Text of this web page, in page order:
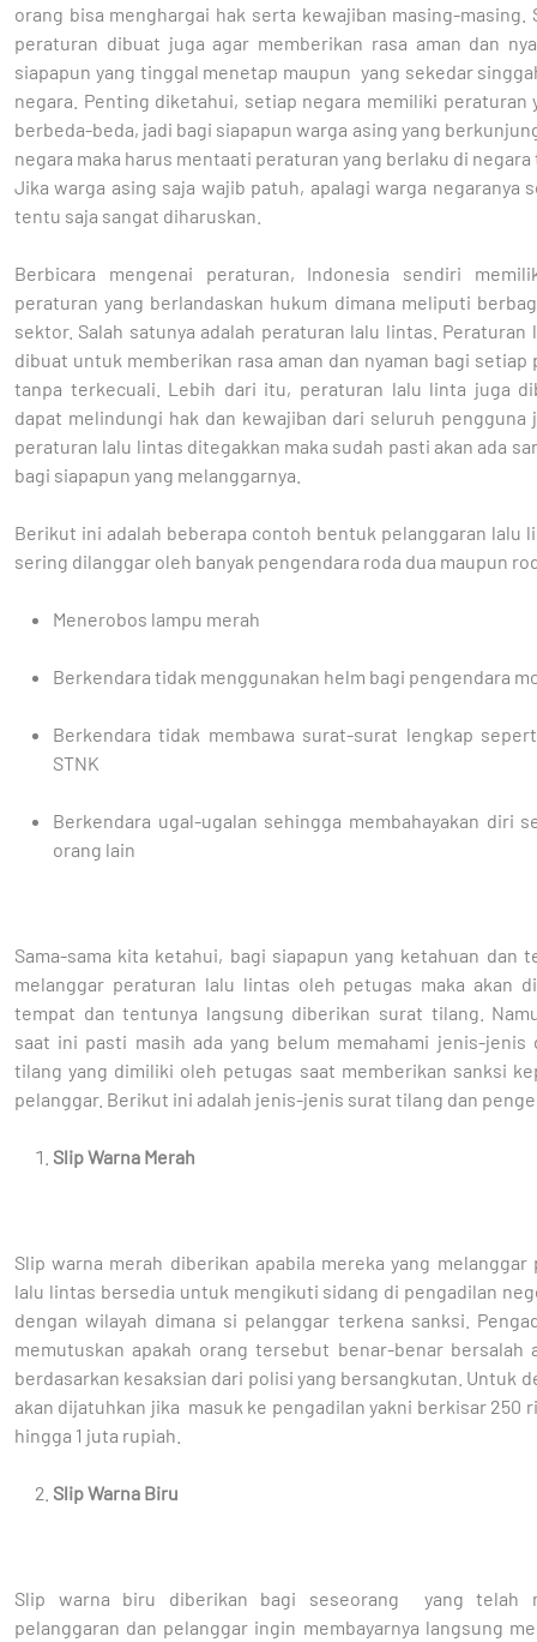
orang bisa menghargai hak serta kewajiban masing-masing.
peraturan dibuat juga agar memberikan rasa aman dan
siapapun yang tinggal menetap maupun yang sekedar
negara. Penting diketahui, setiap negara memiliki peraturan
berbeda-beda, jadi bagi siapapun warga asing yang
negara maka harus mentaati peraturan yang berlaku di
Jika warga asing saja wajib patuh, apalagi warga negaranya
tentu saja sangat diharuskan.
Berbicara mengenai peraturan, Indonesia sendiri
peraturan yang berlandaskan hukum dimana meliputi
sektor. Salah satunya adalah peraturan lalu lintas.
dibuat untuk memberikan rasa aman dan nyaman bagi setiap
tanpa terkecuali. Lebih dari itu, peraturan lalu linta juga
dapat melindungi hak dan kewajiban dari seluruh pengguna
peraturan lalu lintas ditegakkan maka sudah pasti akan ada
bagi siapapun yang melanggarnya.
Berikut ini adalah beberapa contoh bentuk pelanggaran lalu
sering dilanggar oleh banyak pengendara roda dua maupun
Menerobos lampu merah
Berkendara tidak menggunakan helm bagi pengendara
Berkendara tidak membawa surat-surat lengkap
STNK
Berkendara ugal-ugalan sehingga membahayakan diri
orang lain
Sama-sama kita ketahui, bagi siapapun yang ketahuan dan
melanggar peraturan lalu lintas oleh petugas maka akan
tempat dan tentunya langsung diberikan surat tilang.
saat ini pasti masih ada yang belum memahami jenis-jenis
tilang yang dimiliki oleh petugas saat memberikan sanksi
pelanggar. Berikut ini adalah jenis-jenis surat tilang dan
Slip Warna Merah
Slip warna merah diberikan apabila mereka yang melanggar
lalu lintas bersedia untuk mengikuti sidang di pengadilan
dengan wilayah dimana si pelanggar terkena sanksi.
memutuskan apakah orang tersebut benar-benar bersalah
berdasarkan kesaksian dari polisi yang bersangkutan. Untuk
akan dijatuhkan jika masuk ke pengadilan yakni berkisar 250
hingga 1 juta rupiah.
Slip Warna Biru
Slip warna biru diberikan bagi seseorang yang telah
pelanggaran dan pelanggar ingin membayarnya langsung